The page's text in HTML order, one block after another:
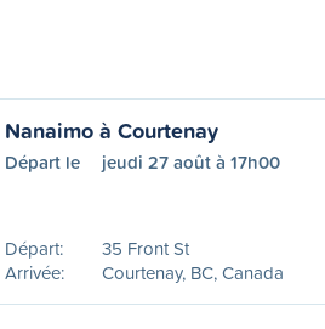
Nanaimo à Courtenay
Départ le jeudi 27 août à 17h00
Départ:
35 Front St
Arrivée:
Courtenay, BC, Canada